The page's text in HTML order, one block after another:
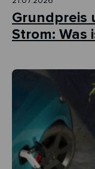
Grundpreis
Strom: Was